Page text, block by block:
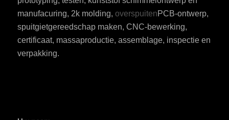
manufacuring, 2k molding, overspuitenPCB-ontwerp,
spuitgietgereedschap maken, CNC-bewerking,
certificaat, massaproductie, assemblage, inspectie en
verpakking.